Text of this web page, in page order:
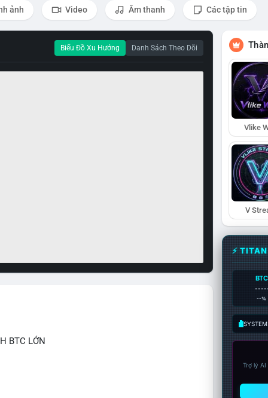
ảnh Video Âm thanh Các tập tin
Biểu Đồ Xu Hướng Danh Sách Theo Dõi
BTC LỚN
Vlike
V
⚡
BTC
--%
Trợ lý